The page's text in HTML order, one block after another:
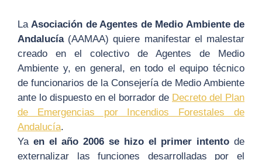
La Asociación de Agentes de Medio Ambiente de
Andalucía (AAMAA) quiere manifestar el malestar
creado en el colectivo de Agentes de Medio
Ambiente y, en general, en todo el equipo técnico
de funcionarios de la Consejería de Medio Ambiente
ante lo dispuesto en el borrador de Decreto del Plan
de Emergencias por Incendios Forestales de
Andalucía.
Ya en el año 2006 se hizo el primer intento de
externalizar las funciones desarrolladas por el